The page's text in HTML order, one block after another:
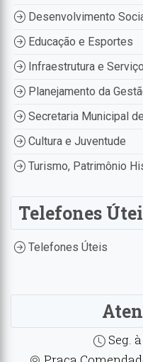
Desenvolvimento
Educação e Esportes
Infraestrutura e
Planejamento da
Secretaria Municipal
Cultura e Juventude
Turismo, Patrimônio
Telefones
Telefones Úteis
Seg.